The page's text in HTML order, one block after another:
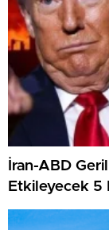
İran-ABD
Etkileyecek 5